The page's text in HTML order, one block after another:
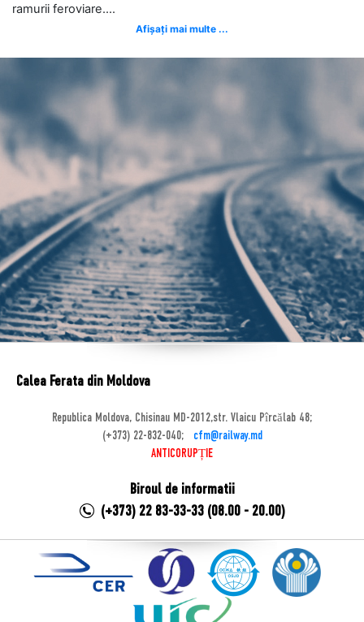
ramurii feroviare....
Afișați mai multe ...
Calea Ferata din Moldova
Republica Moldova, Chisinau MD-2012,str. Vlaicu Pîrcălab 48;
(+373) 22-832-040;
cfm@railway.md
ANTICORUPȚIE
Biroul de informatii
(+373) 22 83-33-33 (08.00 - 20.00)